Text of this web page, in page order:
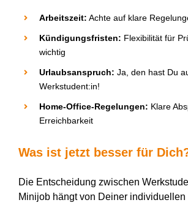
Arbeitszeit: Achte auf klare
Kündigungsfristen: Flexibilität für
wichtig
Urlaubsanspruch: Ja, den hast Du
Werkstudent:in!
Home-Office-Regelungen: Klare
Erreichbarkeit
Was ist jetzt besser für D
Die Entscheidung zwischen
Minijob hängt von Deiner individuellen